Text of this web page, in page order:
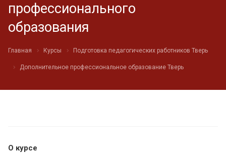
профессионального
образования
Главная Курсы Подготовка педагогических работников Тверь
Дополнительное профессиональное образование Тверь
О курсе